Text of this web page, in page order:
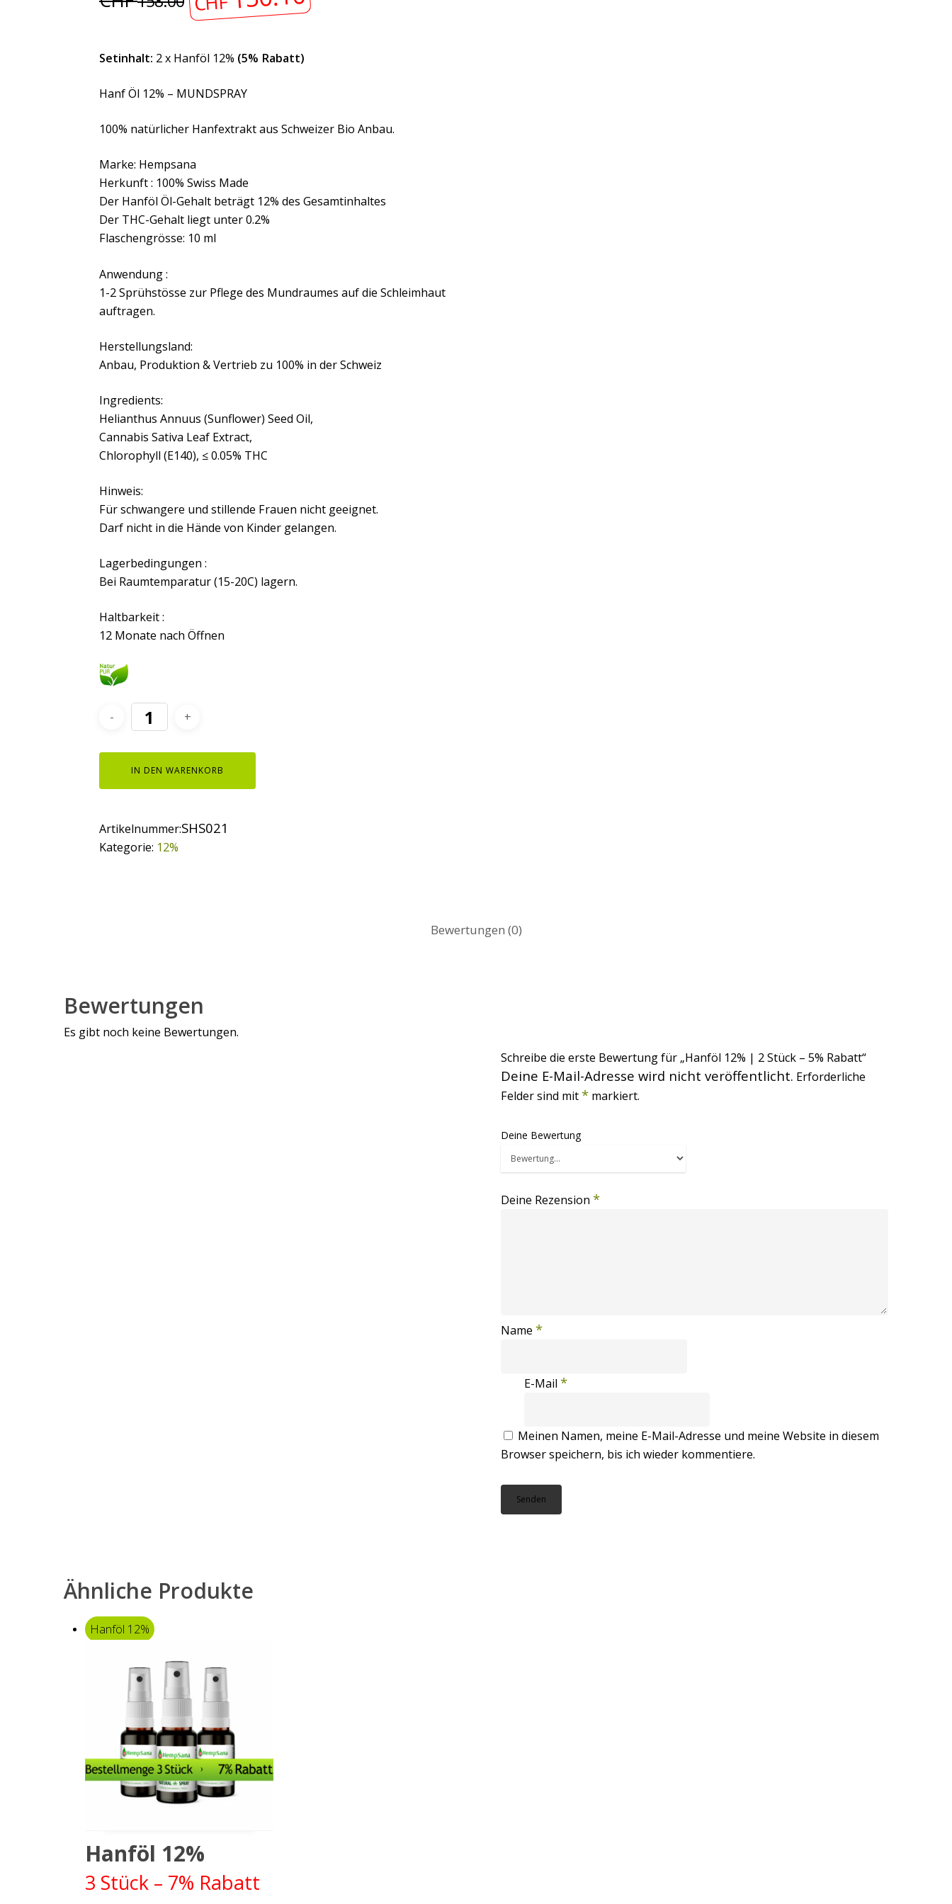
Setinhalt: 2 x Hanföl 12% (5% Rabatt)
Hanf Öl 12% – MUNDSPRAY
100% natürlicher Hanfextrakt aus Schweizer Bio Anbau.
Marke: Hempsana
Herkunft : 100% Swiss Made
Der Hanföl Öl-Gehalt beträgt 12% des Gesamtinhaltes
Der THC-Gehalt liegt unter 0.2%
Flaschengrösse: 10 ml
Anwendung :
1-2 Sprühstösse zur Pflege des Mundraumes auf die Schleimhaut
auftragen.
Herstellungsland:
Anbau, Produktion & Vertrieb zu 100% in der Schweiz
Ingredients:
Helianthus Annuus (Sunflower) Seed Oil,
Cannabis Sativa Leaf Extract,
Chlorophyll (E140), ≤ 0.05% THC
Hinweis:
Für schwangere und stillende Frauen nicht geeignet.
Darf nicht in die Hände von Kinder gelangen.
Lagerbedingungen :
Bei Raumtemparatur (15-20C) lagern.
Haltbarkeit :
12 Monate nach Öffnen
IN DEN WARENKORB
Artikelnummer:SHS021
Kategorie: 12%
Bewertungen (0)
Bewertungen
Es gibt noch keine Bewertungen.
Schreibe die erste Bewertung für „Hanföl 12% | 2 Stück – 5% Rabatt“
Deine E-Mail-Adresse wird nicht veröffentlicht. Erforderliche
Felder sind mit*markiert.
Deine Bewertung
Deine Rezension *
Name *
E-Mail*
Meinen Namen, meine E-Mail-Adresse und meine Website in diesem
Browser speichern, bis ich wieder kommentiere.
Ähnliche Produkte
Hanföl 12%
Zum Produkt
Hanföl 12%
3 Stück – 7% Rabatt